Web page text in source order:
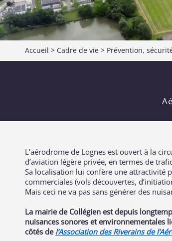
Accueil > Cadre de vie > Prévention,
L’aérodrome de Lognes est ouvert à la
d’aviation légère privée, en termes de
Sa localisation lui confère une attractivité
commerciales (vols découvertes,
Mais ceci ne va pas sans générer des
La mairie de Collégien est depuis
nuisances sonores et environnementales
côtés de l’Association des Riverains de